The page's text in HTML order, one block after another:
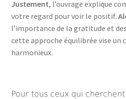
Justement, l’ouvrage explique
votre regard pour voir le positif.
l’importance de la gratitude et
cette approche équilibrée vise un
harmonieux.
Pour tous ceux qui